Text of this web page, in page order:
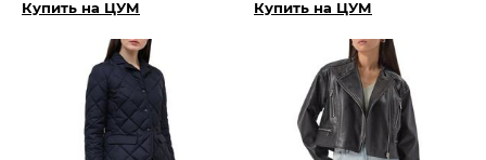
Купить на ЦУМ Купить на ЦУМ